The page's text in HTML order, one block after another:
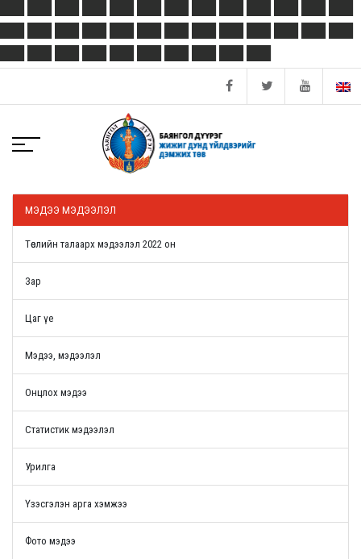
МЭДЭЭ МЭДЭЭЛЭЛ
Төслийн талаарх мэдээлэл 2022 он
Зар
Цаг үе
Мэдээ, мэдээлэл
Онцлох мэдээ
Статистик мэдээлэл
Урилга
Үзэсгэлэн арга хэмжээ
Фото мэдээ